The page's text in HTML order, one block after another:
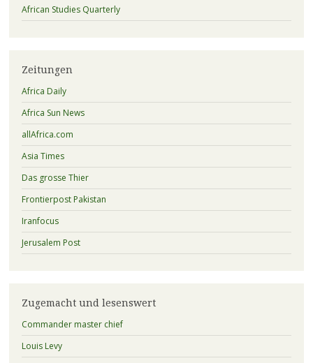
African Studies Quarterly
Zeitungen
Africa Daily
Africa Sun News
allAfrica.com
Asia Times
Das grosse Thier
Frontierpost Pakistan
Iranfocus
Jerusalem Post
Zugemacht und lesenswert
Commander master chief
Louis Levy